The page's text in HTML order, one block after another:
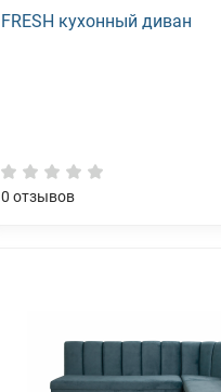
FRESH кухонный диван
0 отзывов